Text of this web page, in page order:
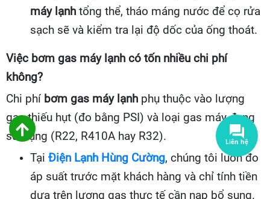
máy lạnh tổng thể, tháo máng nước để cọ rửa
sạch sẽ và kiểm tra lại độ dốc của ống thoát.
Việc bơm gas máy lạnh có tốn nhiều chi phí
không?
Chi phí bơm gas máy lạnh phụ thuộc vào lượng
gas thiếu hụt (đo bằng PSI) và loại gas máy đang
sử dụng (R22, R410A hay R32).
Tại Điện Lạnh Hùng Cường, chúng tôi luôn đo
áp suất trước mặt khách hàng và chỉ tính tiền
dựa trên lượng gas thực tế cần nạp bổ sung.